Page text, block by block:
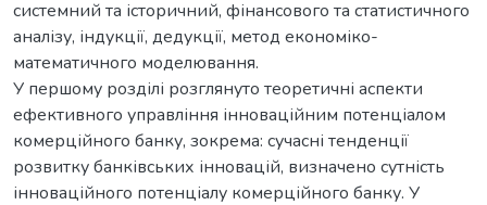
системний та історичний, фінансового та статистичного
аналізу, індукції, дедукції, метод економіко-
математичного моделювання.
У першому розділі розглянуто теоретичні аспекти
ефективного управління інноваційним потенціалом
комерційного банку, зокрема: сучасні тенденції
розвитку банківських інновацій, визначено сутність
інноваційного потенціалу комерційного банку. У